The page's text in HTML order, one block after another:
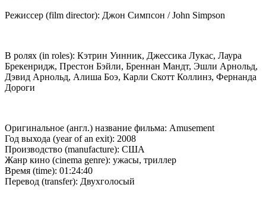
Режиссер (film director): Джон Симпсон / John Simpson
В ролях (in roles): Кэтрин Уинник, Джессика Лукас, Лаура
Брекенридж, Престон Бэйли, Бреннан Мандт, Эшли Арнольд,
Дэвид Арнольд, Алиша Боэ, Карли Скотт Коллинз, Фернанда
Дороги
Оригинальное (англ.) название фильма: Amusement
Год выхода (year of an exit): 2008
Производство (manufacture): США
Жанр кино (cinema genre): ужасы, триллер
Время (time): 01:24:40
Перевод (transfer): Двухголосый